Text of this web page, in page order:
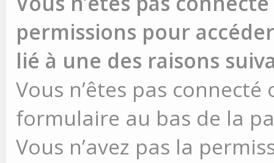
permissions pour
lié à une des raisons
Vous n’êtes pas
formulaire au bas de la
Vous n’avez pas la